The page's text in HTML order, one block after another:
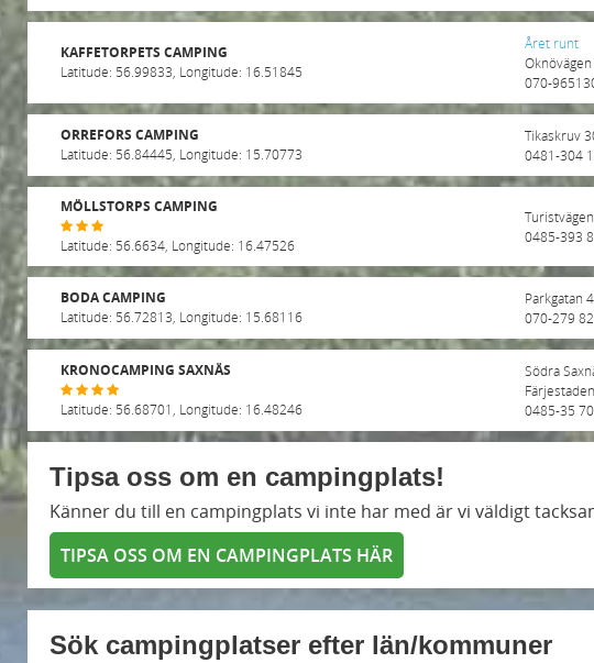
KAFFETORPETS CAMPING
Latitude: 56.99833, Longitude: 16.51845
Året runt
070-
ORREFORS CAMPING
Latitude: 56.84445, Longitude: 15.70773
Tikaskruv
0481-304
MÖLLSTORPS CAMPING
Latitude: 56.6634, Longitude: 16.47526
0485-393
BODA CAMPING
Latitude: 56.72813, Longitude: 15.68116
Parkgatan
070-279
KRONOCAMPING SAXNÄS
Latitude: 56.68701, Longitude: 16.48246
Södra
Färjestaden
0485-35
Tipsa oss om en campingplats!
Känner du till en campingplats vi inte har med är vi väldigt
TIPSA OSS OM EN CAMPINGPLATS HÄR
Sök campingplatser efter län/kommuner